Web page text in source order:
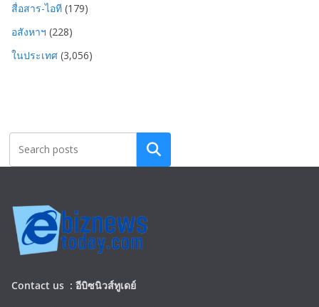
สื่อสาร-ไอที (179)
อสังหาฯ (228)
ในประเทศ (3,056)
Search
Contact us : อีบิซนิวส์ทูเดย์